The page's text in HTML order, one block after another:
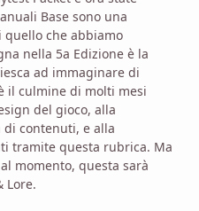
Base sono una
quello che abbiamo
nella 5a Edizione è la
ad immaginare di
il culmine di molti mesi
del gioco, alla
contenuti, e alla
tramite questa rubrica. Ma
momento, questa sarà
Lore.